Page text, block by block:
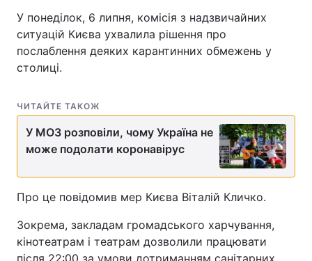
У понеділок, 6 липня, комісія з надзвичайних
ситуацій Києва ухвалила рішення про
послаблення деяких карантинних обмежень у
столиці.
ЧИТАЙТЕ ТАКОЖ
У МОЗ розповіли, чому Україна не
може подолати коронавірус
Про це повідомив мер Києва Віталій Кличко.
Зокрема, закладам громадського харчування,
кінотеатрам і театрам дозволили працювати
після 22:00 за умови дотриманням санітарних